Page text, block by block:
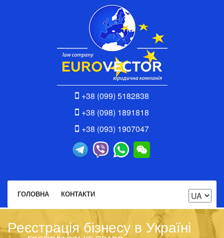
+38 (099) 5182838
+38 (098) 1891818
+38 (093) 1907047
ГОЛОВНА КОНТАКТИ
Реєстрація бізнесу в Україні